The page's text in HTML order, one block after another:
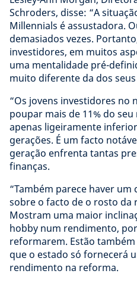
Schroders, disse: “A
Millennials é assustadora.
demasiados vezes.
investidores, em muitos
uma mentalidade pré-
muito diferente da dos seus
“Os jovens investidores no
poupar mais de 11% do
apenas ligeiramente
gerações. É um facto
geração enfrenta tantas
finanças.
“Também parece haver
sobre o facto de o rosto da
Mostram uma maior
hobby num rendimento,
reformarem. Estão
que o estado só fornecerá
rendimento na reforma.